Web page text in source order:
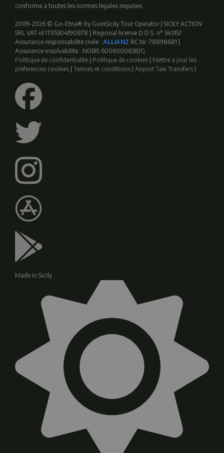
conforme a toutes les normes legales requises.
2009-2026 © Go-Etna® by GoinSicily Tour Operator | SICILY ACTION
SRL VAT-id:IT05304190878 | Regional license D.D.S. n° 3451S7
Assurance responsabilite civile : ALLIANZ RC Nr.:78898681 |
Assurance insolvabilite : NOBIS 6006000838/G
Politique de confidentialite
Politique de cookies
Mettre a jour les
preferences cookies Termes et conditions Airport Taxi Transfers
Made in Sicily